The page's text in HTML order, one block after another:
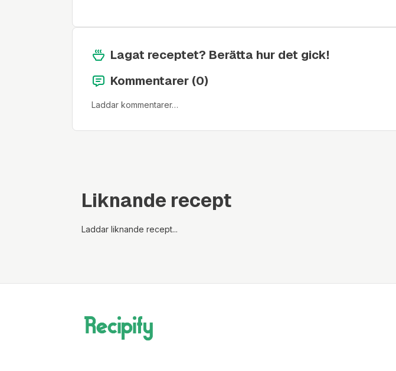
Lagat receptet? Berätta hur det gick!
Kommentarer (0)
Laddar kommentarer…
Liknande recept
Laddar liknande recept...